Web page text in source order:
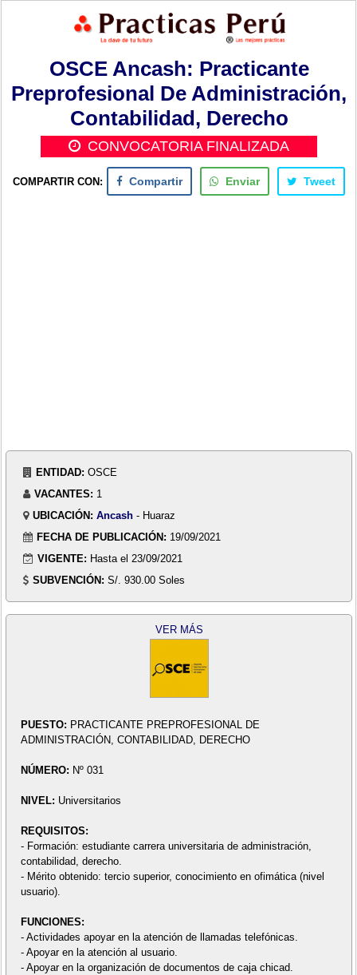
OSCE Ancash: Practicante
Preprofesional De Administración,
Contabilidad, Derecho
CONVOCATORIA FINALIZADA
COMPARTIR CON: Compartir Enviar Tweet
ENTIDAD: OSCE
VACANTES: 1
UBICACIÓN: Ancash - Huaraz
FECHA DE PUBLICACIÓN: 19/09/2021
VIGENTE: Hasta el 23/09/2021
SUBVENCIÓN: S/. 930.00 Soles
VER MÁS
PUESTO: PRACTICANTE PREPROFESIONAL DE
ADMINISTRACIÓN, CONTABILIDAD, DERECHO
NÚMERO: Nº 031
NIVEL: Universitarios
REQUISITOS:
- Formación: estudiante carrera universitaria de administración,
contabilidad, derecho.
- Mérito obtenido: tercio superior, conocimiento en ofimática (nivel
usuario).
FUNCIONES:
- Actividades apoyar en la atención de llamadas telefónicas.
- Apoyar en la atención al usuario.
- Apoyar en la organización de documentos de caja chicad.